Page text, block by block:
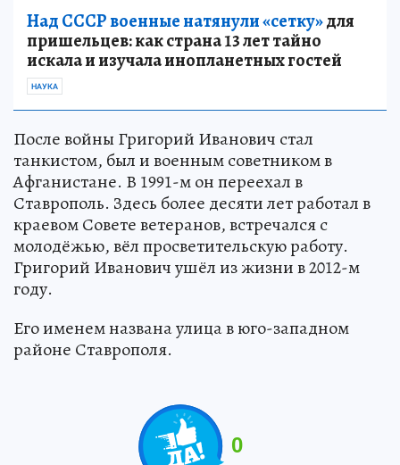
Над СССР военные натянули «сетку»для
пришельцев: как страна 13 лет тайно
искала и изучала инопланетных гостей
НАУКА
После войны Григорий Иванович стал
танкистом, был и военным советником в
Афганистане. В 1991-м он переехал в
Ставрополь. Здесь более десяти лет работал в
краевом Совете ветеранов, встречался с
молодёжью, вёл просветительскую работу.
Григорий Иванович ушёл из жизни в 2012-м
году.
Его именем названа улица в юго-западном
районе Ставрополя.
0